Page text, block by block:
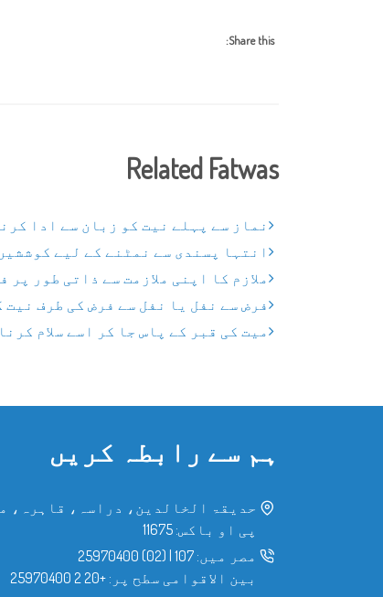
Share this:
Related Fatwas
نماز سے پہلے نیت کو زبان سے ادا
انتہا پسندی سے نمٹنے کے لیے
ملازم کا اپنی ملازمت سے ذاتی طور پر
فرض سے نفل یا نفل سے فرض کی طرف نیت
میت کی قبر کے پاس جا کر اسے سلام کرنا
ہم سے رابطہ کریں
حدیقۃ الخالدین، دراسہ، قاہرہ،
پی او باکس: 11675
مصر میں: 107
(02) 25970400
بین الاقوامی سطح پر: +20 2 25970400